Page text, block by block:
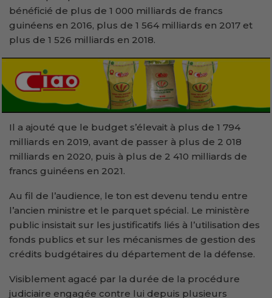
bénéficié de plus de 1 000 milliards de francs
guinéens en 2016, plus de 1 564 milliards en 2017 et
plus de 1 526 milliards en 2018.
Il a ajouté que le budget s’élevait à plus de 1 794
milliards en 2019, avant de passer à plus de 2 018
milliards en 2020, puis à plus de 2 410 milliards de
francs guinéens en 2021.
Au fil de l’audience, le ton est devenu tendu entre
l’ancien ministre et le parquet spécial. Le ministère
public insistait sur les justificatifs liés à l’utilisation des
fonds publics et sur les mécanismes de gestion des
crédits budgétaires du département de la défense.
Visiblement agacé par la durée de la procédure
judiciaire engagée contre lui depuis plusieurs